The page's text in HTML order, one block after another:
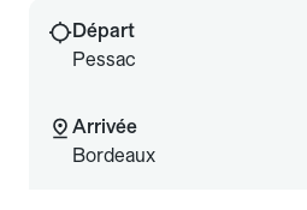
Départ
Pessac
Arrivée
Bordeaux